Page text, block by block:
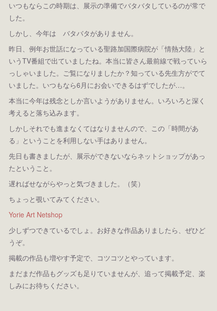
2018年あしあと
いつもならこの時期は、展示の準備でバタバタしているのが常で
した。
しかし、今年は バタバタがありません。
昨日、例年お世話になっている聖路加国際病院が「情熱大陸」と
いうTV番組で出ていましたね。本当に皆さん最前線で戦っていら
っしゃいました。ご覧になりましたか？知っている先生方がでて
いました。いつもなら6月にお会いできるはずでしたが…。
本当に今年は残念としか言いようがありません。いろいろと深く
考えると落ち込みます。
しかしそれでも進まなくてはなりませんので、この「時間があ
る」ということを利用しない手はありません。
先日も書きましたが、展示ができないならネットショップがあっ
たということ。
遅ればせながらやっと気づきました。（笑）
ちょっと覗いてみてください。
Yorie Art Netshop
少しずつできているでしょ。お好きな作品ありましたら、ぜひど
うぞ。
掲載の作品も増やす予定で、コツコツとやっています。
まだまだ作品もグッズも足りていませんが、追って掲載予定、楽
しみにお待ちください。